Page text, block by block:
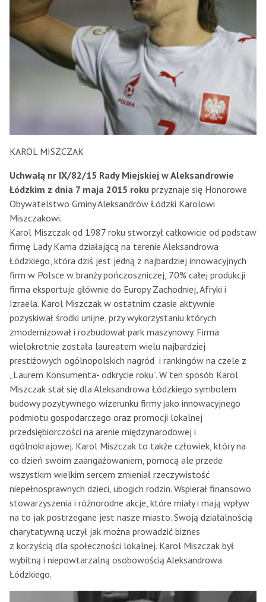
KAROL MISZCZAK
Uchwałą nr IX/82/15 Rady Miejskiej w Aleksandrowie
Łódzkim z dnia 7 maja 2015 roku przyznaje się Honorowe
Obywatelstwo Gminy Aleksandrów Łódzki Karolowi
Miszczakowi.
Karol Miszczak od 1987 roku stworzył całkowicie od podstaw
firmę Lady Kama działającą na terenie Aleksandrowa
Łódzkiego, która dziś jest jedną z najbardziej innowacyjnych
firm w Polsce w branży pończoszniczej, 70% całej produkcji
firma eksportuje głównie do Europy Zachodniej, Afryki i
Izraela. Karol Miszczak w ostatnim czasie aktywnie
pozyskiwał środki unijne, przy wykorzystaniu których
zmodernizował i rozbudował park maszynowy. Firma
wielokrotnie została laureatem wielu najbardziej
prestiżowych ogólnopolskich nagród i rankingów na czele z
„Laurem Konsumenta- odkrycie roku”. W ten sposób Karol
Miszczak stał się dla Aleksandrowa Łódzkiego symbolem
budowy pozytywnego wizerunku firmy jako innowacyjnego
podmiotu gospodarczego oraz promocji lokalnej
przedsiębiorczości na arenie międzynarodowej i
ogólnokrajowej. Karol Miszczak to także człowiek, który na
co dzień swoim zaangażowaniem, pomocą ale przede
wszystkim wielkim sercem zmieniał rzeczywistość
niepełnosprawnych dzieci, ubogich rodzin. Wspierał finansowo
stowarzyszenia i różnorodne akcje, które miały i mają wpływ
na to jak postrzegane jest nasze miasto. Swoją działalnością
charytatywną uczył jak można prowadzić biznes
z korzyścią dla społeczności lokalnej. Karol Miszczak był
wybitną i niepowtarzalną osobowością Aleksandrowa
Łódzkiego.